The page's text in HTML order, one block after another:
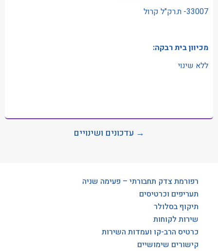
33007- ת.רק"ל קרול
מכיוון בית רבקה:
ללא שינוי
→ עדכונים ושינויים
רפורמת צדק תחבורתי – פעימה שניה
תעריפים וכרטיסים
תיקוף בסלולר
שירות לקוחות
כרטיס הרב-קו ועמדות השירות
קישורים שימושיים